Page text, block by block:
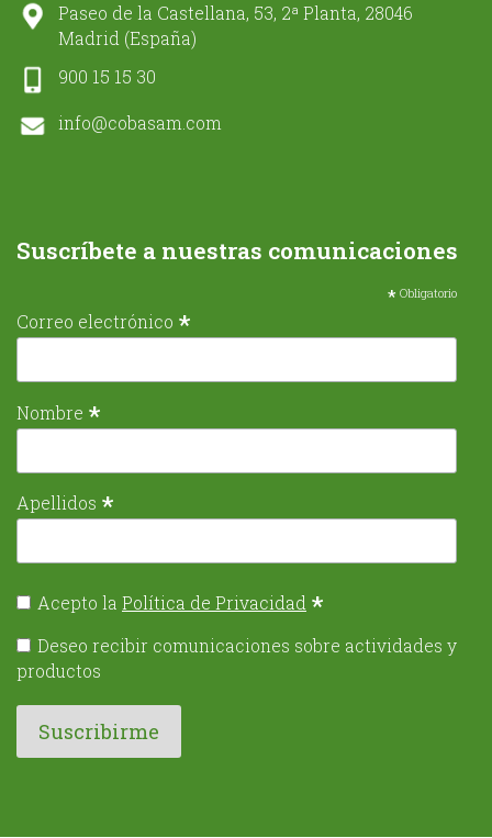
Paseo de la Castellana, 53, 2ª Planta, 28046
Madrid (España)
900 15 15 30
info@cobasam.com
Suscríbete a nuestras comunicaciones
* Obligatorio
Correo electrónico *
Nombre *
Apellidos *
Acepto la Política de Privacidad *
Deseo recibir comunicaciones sobre actividades y
productos